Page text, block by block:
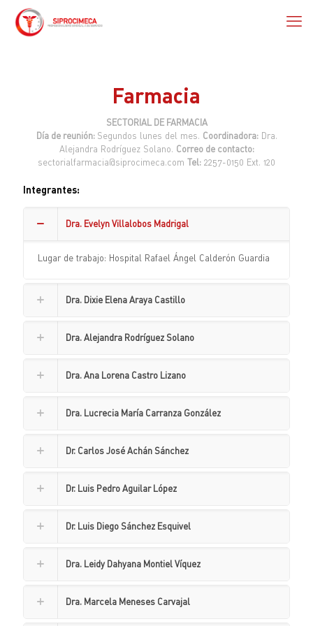
Farmacia
SECTORIAL DE FARMACIA
Día de reunión: Segundos lunes del mes. Coordinadora:Dra.
Alejandra Rodríguez Solano. Correo de contacto:
sectorialfarmacia@siprocimeca.com Tel: 2257-0150 Ext. 120
Integrantes:
Dra. Evelyn Villalobos Madrigal
Lugar de trabajo: Hospital Rafael Ángel Calderón Guardia
Dra. Dixie Elena Araya Castillo
Dra. Alejandra Rodríguez Solano
Dra. Ana Lorena Castro Lizano
Dra. Lucrecia María Carranza González
Dr. Carlos José Achán Sánchez
Dr. Luis Pedro Aguilar López
Dr. Luis Diego Sánchez Esquivel
Dra. Leidy Dahyana Montiel Víquez
Dra. Marcela Meneses Carvajal